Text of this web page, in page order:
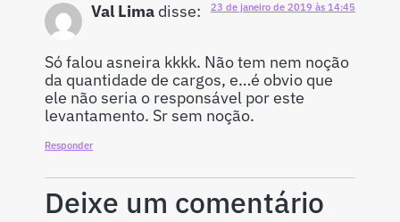
Val Lima disse: 23 de janeiro de 2019 às 14:45
Só falou asneira kkkk. Não tem nem noção
da quantidade de cargos, e…é obvio que
ele não seria o responsável por este
levantamento. Sr sem noção.
Responder
Deixe um comentário